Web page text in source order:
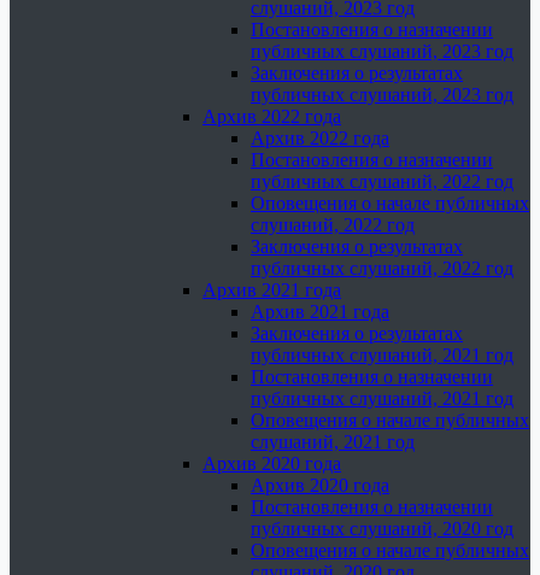
слушаний, 2023 год
Постановления о назначении
публичных слушаний, 2023 год
Заключения о результатах
публичных слушаний, 2023 год
Архив 2022 года
Архив 2022 года
Постановления о назначении
публичных слушаний, 2022 год
Оповещения о начале публичных
слушаний, 2022 год
Заключения о результатах
публичных слушаний, 2022 год
Архив 2021 года
Архив 2021 года
Заключения о результатах
публичных слушаний, 2021 год
Постановления о назначении
публичных слушаний, 2021 год
Оповещения о начале публичных
слушаний, 2021 год
Архив 2020 года
Архив 2020 года
Постановления о назначении
публичных слушаний, 2020 год
Оповещения о начале публичных